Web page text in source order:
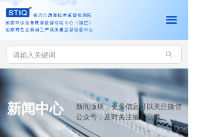
끀
网站首页
新闻中心
党建工作
查询中心
新闻版块，更多信息可以关注微信
公众号，及时关注最新信息
新闻中心
ꄙ